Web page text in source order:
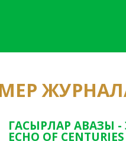
ГАСЫРЛАР АВАЗЫ -
ECHO OF